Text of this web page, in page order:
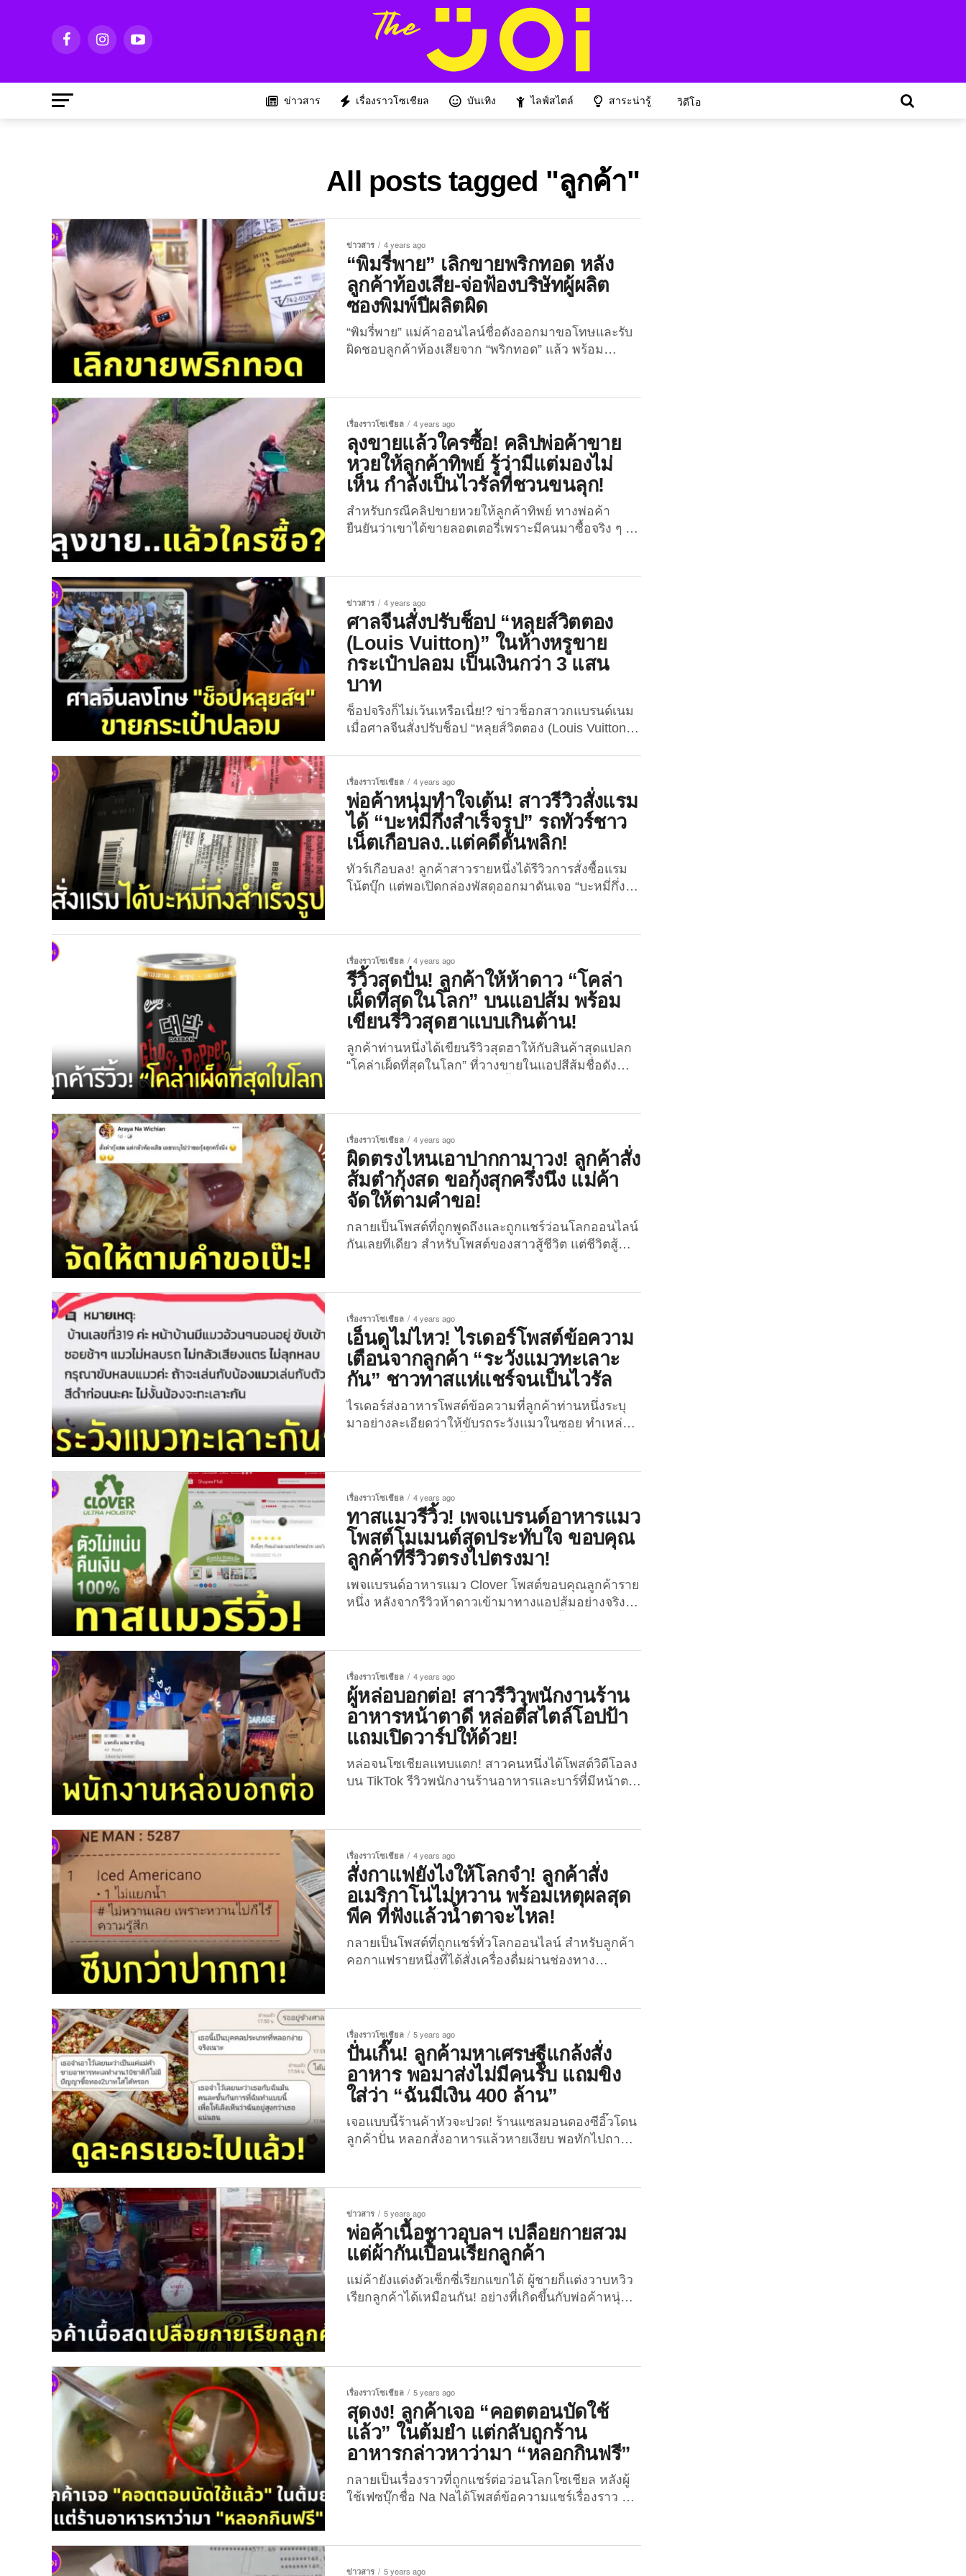
ข่าวสาร เรื่องราวโซเชียล บันเทิง ไลฟ์สไตล์ สาระน่ารู้ วิดีโอ
All posts tagged "ลูกค้า"
ข่าวสาร 4 years ago
“พิมรี่พาย” เลิกขายพริกทอด หลัง
ลูกค้าท้องเสีย-จ่อฟ้องบริษัทผู้ผลิต
ซองพิมพ์ปีผลิตผิด
“พิมรี่พาย” แม่ค้าออนไลน์ชื่อดังออกมาขอโทษและรับ
ผิดชอบลูกค้าท้องเสียจาก “พริกทอด” แล้ว พร้อม
ตัก 1” ของ “พิมรี่พาย” ซึ่งในกล่องดังกล่าวมี “พริกทอด”
ผลิตภัณฑ์ของแม่ค้าสาวคนดังรวมอยู่ด้วย แต่เมื่อกิน
เข้าไปแล้ว กลับท้องเสีย พ่อหนุ่มเจ้าทุกข์คนนี้จึงโพสต์
ข้อความลงบนโลกโซเชียลว่า… “เมื่อวานก่อนสั่ง
“ตัก 1” ของ “พิมรี่พาย”...
เรื่องราวโซเชียล 4 years ago
ลุงขายแล้วใครซื้อ! คลิปพ่อค้าขาย
หวยให้ลูกค้าทิพย์ รู้ว่ามีแต่มองไม่
เห็น กำลังเป็นไวรัลที่ชวนขนลุก!
สำหรับกรณีคลิปขายหวยให้ลูกค้าทิพย์ ทางพ่อค้า
ยืนยันว่าเขาได้ขายลอตเตอรี่เพราะมีคนมาซื้อจริง ๆ แต่
ราวไวรัลที่ต้อนรับวันหวยออก สำหรับกรณีคลิปพ่อค้า
ขายหวยให้ลูกค้าทิพย์ที่มาจากผู้ใช้งาน TikTok
farfon2938 ได้โพสต์คลิปดังกล่าวลงเมื่อวันที่ 30
มิถุนายนที่ผ่านมา หรือเมื่อวานนี้นั่นเอง โดยภายใน
คลิปที่กำลังเป็นไวรัลนี้นั้นปรากฏภาพของพ่อค้าขาย
ลอตเตอรี่รายหนึ่งที่กำลังเปิดแผงลอตเตอรี่อยู่ที่หน้า
บ้านหลังหนึ่ง ซึ่งมีท่าทีคล้ายกับว่ากำลังคุยอยู่กับลูกค้า
ที่มาซื้อเลขเด็ด แต่ความประหลาดคือภายในคลิปนี้ไม่
ปรากฏภาพของลูกค้าที่เป็นผู้ซื้อ ทำเอาชาวเน็ตต่างพา
กันงง และตั้งข้อสงสัยว่าเป็นเรื่องลี้ลับหรือเปล่า
ล่าสุด วันนี้ (1 กรกฎาคม...
ข่าวสาร 4 years ago
ศาลจีนสั่งปรับช็อป “หลุยส์วิตตอง
(Louis Vuitton)” ในห้างหรูขาย
กระเป๋าปลอม เป็นเงินกว่า 3 แสน
บาท
ช็อปจริงก็ไม่เว้นเหรือเนี่ย!? ข่าวช็อกสาวกแบรนด์เนม
เมื่อศาลจีนสั่งปรับช็อป “หลุยส์วิตตอง (Louis Vuitton)”
ที่ 23 พฤษภาคม 2565 ที่ผ่านมา เว็บไซต์ Yahoo ได้
รายงานข่าวสะเทือนใจคนรักแบรนด์เนม โดยเฉพาะแบ
รนด์เนมฝรั่งเศสชื่อดังอย่าง “หลุยส์วิตตอง (Louis...
เรื่องราวโซเชียล 4 years ago
พ่อค้าหนุ่มทำใจเต้น! สาวรีวิวสั่งแรม
ได้ “บะหมี่กึ่งสำเร็จรูป” รถทัวร์ชาว
เน็ตเกือบลง..แต่คดีดันพลิก!
ทัวร์เกือบลง! ลูกค้าสาวรายหนึ่งได้รีวิวการสั่งซื้อแรม
โน้ตบุ๊ก แต่พอเปิดกล่องพัสดุออกมาดันเจอ “บะหมี่กึ่ง
หนึ่งที่ได้รีวิวสินค้าลงในกลุ่มเฟซบุ๊ก Extreme IT กลุ่ม
ซื้อ-ขาย การ์ดจอ CPU RAM อุปกรณ์คอมพิวเตอร์ PC
ซึ่งมีสมาชิกกว่า 2.6 แสนคน เมื่อวันที่ 18 พฤษภาคมที่
ผ่านมา โดยลูกค้าท่านนี้หรือใช้เฟซบุ๊ก พิมพกานต์ บุญ
ทองแก้ว...
เรื่องราวโซเชียล 4 years ago
รีวิ้วสุดปั่น! ลูกค้าให้ห้าดาว “โคล่า
เผ็ดที่สุดในโลก” บนแอปส้ม พร้อม
เขียนรีวิวสุดฮาแบบเกินต้าน!
ลูกค้าท่านหนึ่งได้เขียนรีวิวสุดฮาให้กับสินค้าสุดแปลก
“โคล่าเผ็ดที่สุดในโลก” ที่วางขายในแอปสีส้มชื่อดัง
ไม่หยุด! ช่วงเวลานี้มาม่าเผ็ดยังต้องชิดซ้าย ขนมรสเผ็ด
ยังต้องชิดขวาหลบทางให้กับมิติใหม่ของวงการน้ำ
อัดลม “โคล่าเผ็ดที่สุดในโลก” ซึ่งแค่อ่านชื่อก็อาจจะยัง
รู้สึกสับสนและงุนงงกันอยู่ว่ารสชาติของสินค้าตัวนี้จะ
เป็นยังไง เพราะสินค้าตัวนี้เป็นการรวมตัวกันระหว่าง
รสชาติหวานแบบน้ำอัดลมทั่วไปเข้ากับรสชาติเผ็ดแบบ
ที่อยู่ในเมนูอาหารคาวต่าง ๆ แต่ก็ต้องรู้สึกกระจ่างใน
รสชาติเมื่อลูกค้ารายหนึ่งได้เขียนรีวิวสุดปั่นเอาไว้ใน
แอปส้ม โดยระบุว่า “โค้กเผ็ดที่สุดในโลก ไม่เหมาะ
ปากก็สำลักจะตายอยู่แล้ว ส่วนรสชาติก็ยิ่งกว่าโค้กผสม
คนในครอบครัวด้วยไอ้นี่เพื่อฮุบสมบัติ ก็เอาเลย ส่วนกูก็
จะเรียกตำรวจมาจับมึงนั่นไงล่ะ ไอ้ลูกทรพี พี พี”
แม้ว่าลูกค้าท่านนี้จะเขียนรีวิวว่าไม่เหมาะสำหรับกับ
การเอามาดื่มเป็นอย่างยิ่ง...
เรื่องราวโซเชียล 4 years ago
ผิดตรงไหนเอาปากกามาวง! ลูกค้าสั่ง
ส้มตำกุ้งสด ขอกุ้งสุกครึ่งนึง แม่ค้า
จัดให้ตามคำขอ!
กลายเป็นโพสต์ที่ถูกพูดถึงและถูกแชร์ว่อนโลกออนไลน์
กันเลยทีเดียว สำหรับโพสต์ของสาวสู้ชีวิต แต่ชีวิตสู้
แม่ค้าจัดให้แบบเป๊ะ ๆ จนทำเอาชาวเน็ตหัวจะปวด!
โดยผู้ใช้เฟซบุ๊กชื่อ Araya Na Wichian ได้โพสต์รูปภาพ
ส้มตำที่ได้ พร้อมแคปชั่นระบุว่า “สั่งตำกุ้งสด แต่กลัว
ท้องเสีย เลยระบุไปว่าขอกุ้งสุกครึ่งนึง” โดยเป็นภาพ
ของกุ้งที่ดิบครึ่งตัว ในขณะที่อีกครึ่งตัวลวกจนสุก แบ่ง
ครึ่งแบบตรงเป๊ะตามคำขอสุด ๆ ...
เรื่องราวโซเชียล 4 years ago
เอ็นดูไม่ไหว! ไรเดอร์โพสต์ข้อความ
เตือนจากลูกค้า “ระวังแมวทะเลาะ
กัน” ชาวทาสแห่แชร์จนเป็นไวรัล
ไรเดอร์ส่งอาหารโพสต์ข้อความที่ลูกค้าท่านหนึ่งระบุ
มาอย่างละเอียดว่าให้ขับรถระวังแมวในซอย ทำเหล่า
ภาพจากกลุ่มไรเดอร์โรบินฮู้ดมาโพสต์ลงในกลุ่มทาส
แมว 4.0 ซึ่งทำเอาผู้พบเห็นโพสต์นี้ต่างพากันเอ็นดู โดย
ในโพสต์เป็นภาพของข้อความที่ลูกค้าส่งถึงไรเดอร์ที่
ระบุว่า “บ้านเลขที่ 319 ค่ะ หน้าบ้านมีแมวอ้วน ๆ นอน
อยู่ ขับเข้าซอยช้า ๆ แมวไม่หลบรถ ไม่กลัวเสียงแตร ไม่
ลุกหลบ กรุณาขับหลบแมวค่ะ...
เรื่องราวโซเชียล 4 years ago
ทาสแมวรีวิ้ว! เพจแบรนด์อาหารแมว
โพสต์โมเมนต์สุดประทับใจ ขอบคุณ
ลูกค้าที่รีวิวตรงไปตรงมา!
เพจแบรนด์อาหารแมว Clover โพสต์ขอบคุณลูกค้าราย
หนึ่ง หลังจากรีวิวห้าดาวเข้ามาทางแอปส้มอย่างจริงใจ
มา กลายเป็นกระแสไวรัลอย่างหนัก เมื่อเพจเฟซบุ๊ค
Clover อาหารแมวเกรด ultra holistic ได้โพสต์ภาพรีวิว
จากลูกค้ารายหนึ่งซึ่งได้รีวิวผลลัพธ์ของสินค้าอย่างตรง
ไปตรงมา ซึ่งในรีวิวระบุว่า “ดีเหี้x ๆ กินแล้วแมวแxร่ง
โคตรอ้วน เลยไอ้สัx” เป็นรีวิวที่ต้องบอกว่าทำเอาเห็น
ภาพตามกันเลยทีเดียว ...
เรื่องราวโซเชียล 4 years ago
ผู้หล่อบอกต่อ! สาวรีวิวพนักงานร้าน
อาหารหน้าตาดี หล่อตี๋สไตล์โอปป้า
แถมเปิดวาร์ปให้ด้วย!
หล่อจนโซเชียลแทบแตก! สาวคนหนึ่งได้โพสต์วิดีโอลง
บน TikTok รีวิวพนักงานร้านอาหารและบาร์ที่มีหน้าตา
eyess_23 ได้โพสต์คลิปวิดีโอรีวิวพนักงานร้านอาหาร
แห่งหนึ่ง พร้อมระบุแคปชั่นว่า “มันนุ้บนิ้บหัวใจมากเลย
#76garage #รีวิวผู้ชาย #ผู้ดีบอกต่อ #tiktok” โดยคลิป
ดังกล่าวเผยให้เห็นภาพของพนักงานร้านอาหารหน้าตา
ดีสองคน ที่มาคอยบริการลูกค้า แถมยังให้เซลฟี่ ร่วมทั้ง
ส่งมินิฮาร์ทให้ จนทำเอาลูกค้าถึงกับใจบางในความน่า
รัก และรอยยิ้มของทั้งคู่ จนทำให้ล่าสุดคลิปดังกล่าว
มียอดรับชมมากถึง 3...
เรื่องราวโซเชียล 4 years ago
สั่งกาแฟยังไงให้โลกจำ! ลูกค้าสั่ง
อเมริกาโน่ไม่หวาน พร้อมเหตุผลสุด
พีค ที่ฟังแล้วน้ำตาจะไหล!
กลายเป็นโพสต์ที่ถูกแชร์ทั่วโลกออนไลน์ สำหรับลูกค้า
คอกาแฟรายหนึ่งที่ได้สั่งเครื่องดื่มผ่านช่องทาง
กชื่อ Eif Mintra ได้โพสต์รูปภาพคำสั่งซื้อสินค้าของ
ลูกค้ารายหนึ่งในกลุ่ม “คนบ้ากาแฟ” พร้อมระบุแคปชั่
นว่า “ชอบความน่ารักของลูกค้าทุกท่านค่ะ” โดยลูกค้า
คนดังกล่าวนี้ได้สั่งอเมริกาโน่เย็น พร้อมหมายเหตุว่า
“ไม่หวานเลย เพราะหวานไปก็ไร้ความรู้สึก” ทำเอา
ชาวเน็ตพากันกดถูกใจและกดแชร์โพสต์ดังกล่าวไป
มากกว่า 1 หมื่นครั้ง อีกทั้งยังมีหลายคนเข้ามาแสดง
ความคิดเห็นใต้โพสต์ดังกล่าว โดยช่วยกันปลอบใจ
ลูกค้ารายนี้ เอาเป็นว่าถ้าไร้ความรู้สึกขนาดนี้...
เรื่องราวโซเชียล 5 years ago
ปั่นเกิ๊น! ลูกค้ามหาเศรษฐีแกล้งสั่ง
อาหาร พอมาส่งไม่มีคนรับ แถมขิง
ใส่ว่า “ฉันมีเงิน 400 ล้าน”
เจอแบบนี้ร้านค้าหัวจะปวด! ร้านแซลมอนดองซีอิ๊วโดน
ลูกค้าปั่น หลอกสั่งอาหารแล้วหายเงียบ พอทักไปถาม
ทางร้านและลูกค้ารายนี้ พร้อมแนบแคปชั่นว่า “#มา
โพสต์เตือนภัยค่ะ!!!! เจอลูกค้า 400 ล้านสั่งอาหารเล่น ๆ
แต่ไม่เป็นไรค่ะ แม่ค้าเข้าใจ #ขอบคุณที่สั่งออเดอร์นะ
คะ” โดยลูกค้ารายนี้ได้ทำทีมาขอสั่งอาหารและให้ไปส่ง
ที่คอนโดแห่งหนึ่ง แต่พอไปถึงแล้วกลับไม่มีคนมารับ
และเฉลยว่าแค่แกล้งสั่งเล่น ๆ เฉย ๆ โดยบอกว่าที่ทำ
แบบนี้ก็เพื่อให้เห็นว่าตัวเองกับพ่อค้านั้นอยู่คนละระดับ
ข่าวสาร 5 years ago
พ่อค้าเนื้อชาวอุบลฯ เปลือยกายสวม
แต่ผ้ากันเปื้อนเรียกลูกค้า
แม่ค้ายังแต่งตัวเซ็กซี่เรียกแขกได้ ผู้ชายก็แต่งวาบหวิว
เรียกลูกค้าได้เหมือนกัน! อย่างที่เกิดขึ้นกับพ่อค้าหนุ่ม
แห่แชร์ภาพของพ่อค้าเนื้อสดชาวอุบลฯ สุดแซ่บ ชื่อว่า
“นายธิติกร ผลดี” อายุ 25 ปี เจ้าของร้านเนื้อวัวสด
“เขียงเนื้อฝากใจใส่ทานตะวัน” ซึ่งตั้งอยู่ตรงข้ามหน้า
ธนาคารเพื่อการเกษตรและสหกรณ์การเกษตร (ธ.ก.ส.)
เขมราฐ ถนนอรุณประเสริฐ สายเขมราฐ-อำนาจเจริญ
อ....
เรื่องราวโซเชียล 5 years ago
สุดงง! ลูกค้าเจอ “คอตตอนบัดใช้
แล้ว” ในต้มยำ แต่กลับถูกร้าน
อาหารกล่าวหาว่ามา “หลอกกินฟรี”
กลายเป็นเรื่องราวที่ถูกแชร์ต่อว่อนโลกโซเชียล หลังผู้
ใช้เฟซบุ๊กชื่อ Na Naได้โพสต์ข้อความแชร์เรื่องราว ที่
แจ้งกับทางร้าน และขอไม่จ่ายค่าอาหารรายการที่มี
ปัญหา แต่กลับโดนร้านโพสต์กล่าวหาว่าเป็นมิจฉาชีพ
ข่าวสาร 5 years ago